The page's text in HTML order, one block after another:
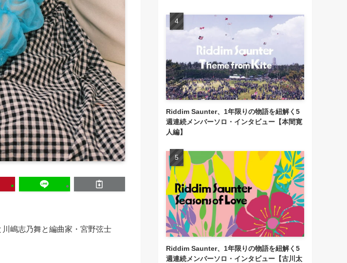
嶋志乃舞と編曲家・宮野弦士
Riddim Saunter、1年限りの物語を紐解く5
週連続メンバーソロ・インタビュー【本間寛
人編】
Riddim Saunter、1年限りの物語を紐解く5
週連続メンバーソロ・インタビュー【古川太